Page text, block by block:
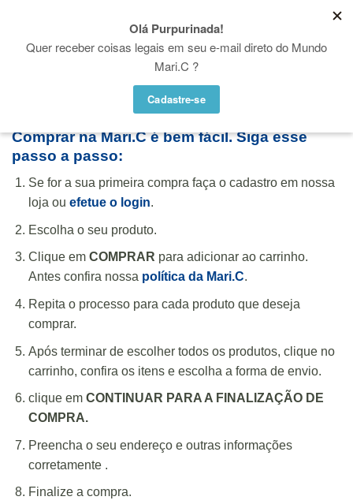
content
Proibido utilizar, copiar ou reproduzir as fotos e vídeos desse site. Copyright
© Mari.C - Todos os direitos reservados
Comprar na Mari.C é bem fácil. Siga esse
passo a passo:
Se for a sua primeira compra faça o cadastro em nossa
loja ou efetue o login.
Escolha o seu produto.
Clique em COMPRAR para adicionar ao carrinho.
Antes confira nossa política da Mari.C.
Repita o processo para cada produto que deseja
comprar.
Após terminar de escolher todos os produtos, clique no
carrinho, confira os itens e escolha a forma de envio.
clique em CONTINUAR PARA A FINALIZAÇÃO DE
COMPRA.
Preencha o seu endereço e outras informações
corretamente .
Finalize a compra.